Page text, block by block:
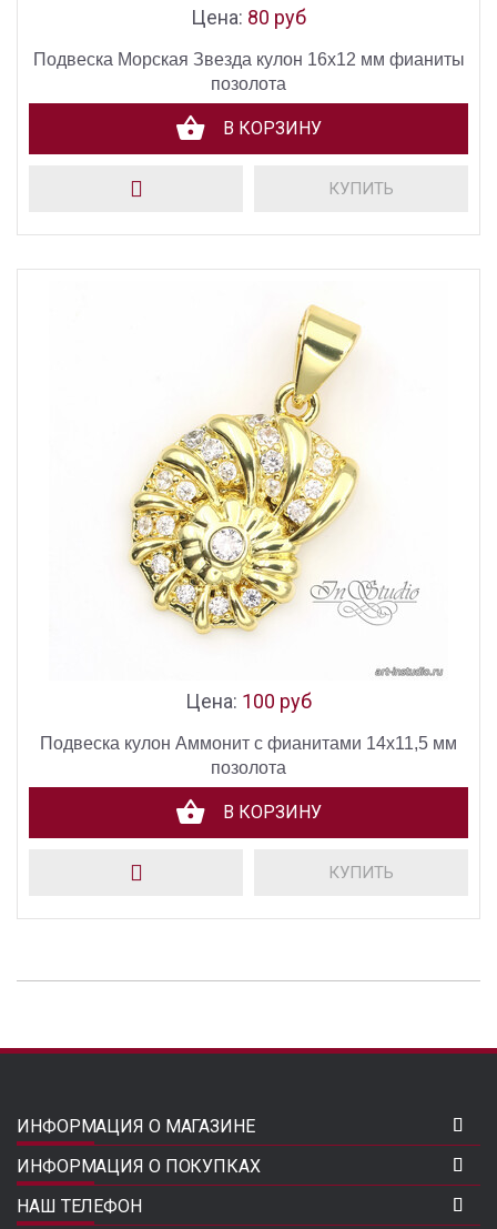
Цена: 80 руб
Подвеска Морская Звезда кулон 16х12 мм фианиты
позолота
В КОРЗИНУ
КУПИТЬ
Цена: 100 руб
Подвеска кулон Аммонит с фианитами 14х11,5 мм
позолота
В КОРЗИНУ
КУПИТЬ
ИНФОРМАЦИЯ О МАГАЗИНЕ
ИНФОРМАЦИЯ О ПОКУПКАХ
НАШ ТЕЛЕФОН